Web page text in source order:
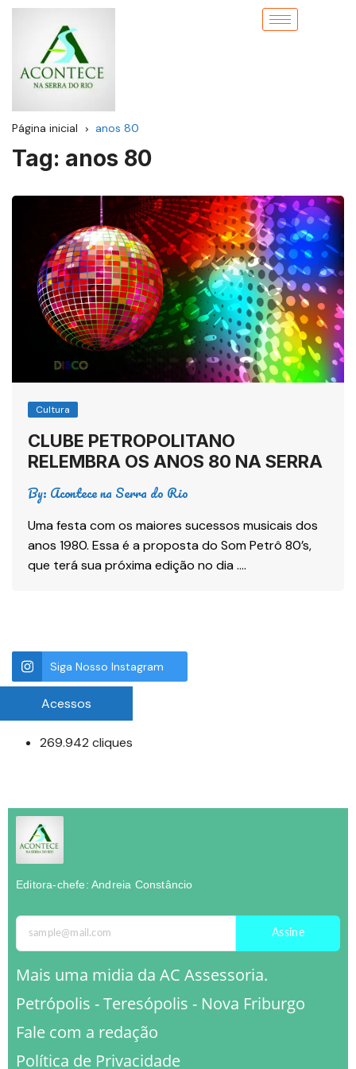
Página inicial anos 80
Tag: anos 80
Cultura
CLUBE PETROPOLITANO
RELEMBRA OS ANOS 80 NA SERRA
By: Acontece na Serra do Rio
Uma festa com os maiores sucessos musicais dos
anos 1980. Essa é a proposta do Som Petrô 80’s,
que terá sua próxima edição no dia ….
Siga Nosso Instagram
Acessos
269.942 cliques
Editora-chefe: Andreia Constâncio
Assine
Mais uma midia da AC Assessoria.
Petrópolis - Teresópolis - Nova Friburgo
Fale com a redação
Política de Privacidade